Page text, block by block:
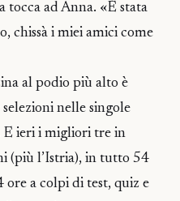
ad Anna. «È stata
chissà i miei amici come
al podio più alto è
nelle singole
E ieri i migliori tre in
(più l’Istria), in tutto 54
ore a colpi di test, quiz e